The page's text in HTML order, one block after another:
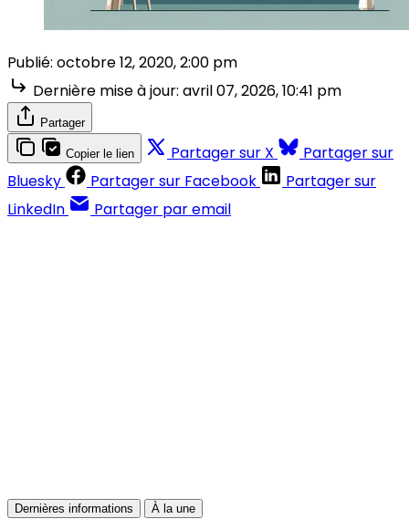
Publié: octobre 12, 2020, 2:00 pm
Dernière mise à jour: avril 07, 2026, 10:41 pm
Partager
Copier le lien Partager sur X
Partager sur
Bluesky
Partager sur Facebook
Partager sur
LinkedIn
Partager par email
Dernières informations À la une